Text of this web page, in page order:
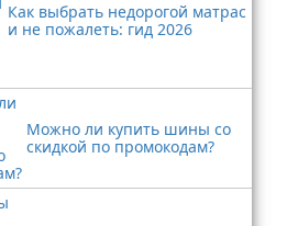
Как выбрать недорогой матрас
и не пожалеть: гид 2026
Можно ли купить шины со
скидкой по промокодам?